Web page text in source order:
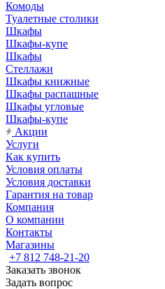
Комоды
Туалетные столики
Шкафы
Шкафы-купе
Шкафы
Стеллажи
Шкафы книжные
Шкафы распашные
Шкафы угловые
Шкафы-купе
Акции
Услуги
Как купить
Условия оплаты
Условия доставки
Гарантия на товар
Компания
О компании
Контакты
Магазины
+7 812 748-21-20
Заказать звонок
Задать вопрос